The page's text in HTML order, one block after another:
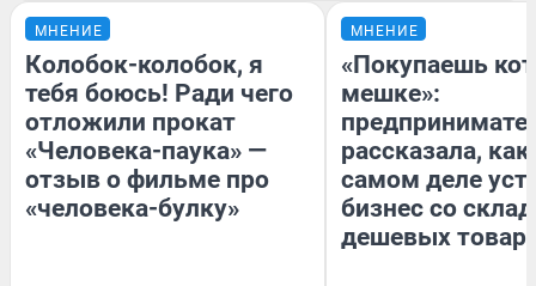
МНЕНИЕ
Колобок-колобок, я
тебя боюсь! Ради чего
отложили прокат
«Человека-паука» —
отзыв о фильме про
«человека-булку»
МНЕНИЕ
«Покупаешь
мешке»:
рассказала, как
самом деле
бизнес со
дешевых